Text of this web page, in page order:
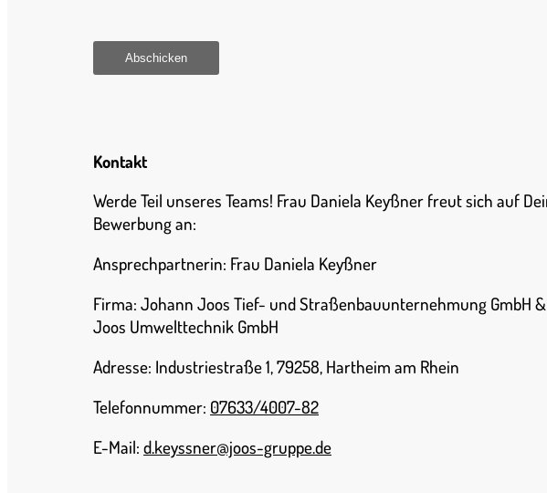
Kontakt
Werde Teil unseres Teams! Frau Daniela Keyßner freut sich auf
Bewerbung an:
Ansprechpartnerin: Frau Daniela Keyßner
Firma: Johann Joos Tief- und Straßenbauunternehmung GmbH &
Joos Umwelttechnik GmbH
Adresse: Industriestraße 1, 79258, Hartheim am Rhein
Telefonnummer: 07633/4007-82
E-Mail: d.keyssner@joos-gruppe.de